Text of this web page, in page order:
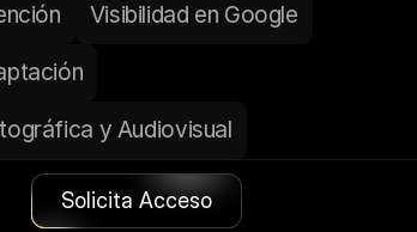
Visibilidad en Google
y Audiovisual
Solicita Acceso